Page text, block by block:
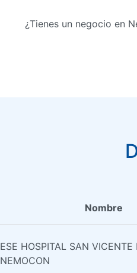
¿Tienes un negocio en
Nombre
ESE HOSPITAL SAN VICENTE
NEMOCON